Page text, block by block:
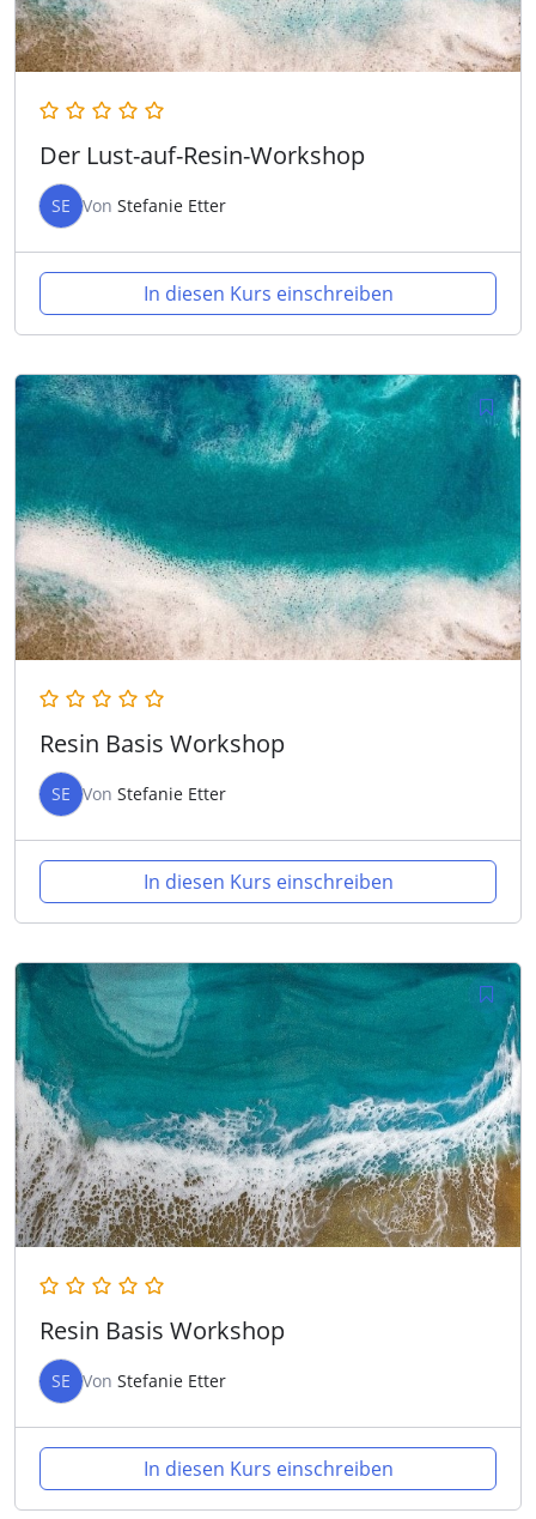
Der Lust-auf-Resin-Workshop
SE Von Stefanie Etter
In diesen Kurs einschreiben
Resin Basis Workshop
SE Von Stefanie Etter
In diesen Kurs einschreiben
Resin Basis Workshop
SE Von Stefanie Etter
In diesen Kurs einschreiben